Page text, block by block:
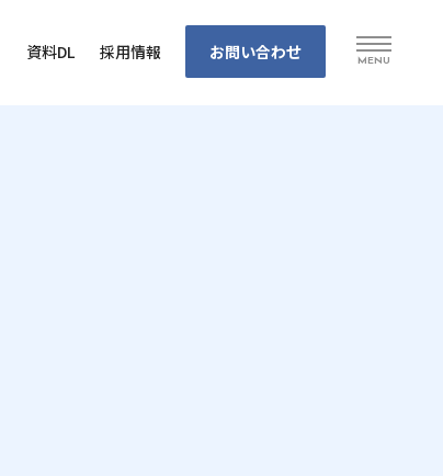
資料DL 採⽤情報 お問い合わせ